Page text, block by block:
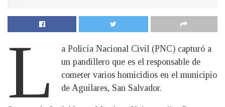
L
a Policía Nacional Civil (PNC) capturó a
un pandillero que es el responsable de
cometer varios homicidios en el municipio
de Aguilares, San Salvador.